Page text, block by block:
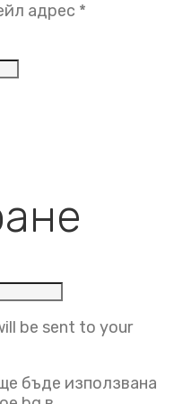
адрес *
be sent to your
бъде използвана